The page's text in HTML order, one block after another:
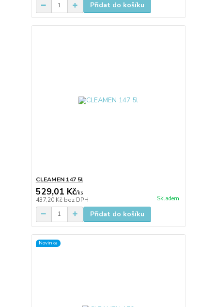
Přidat do košíku
CLEAMEN 147 5l
529,01 Kč/ks
437,20 Kč bez DPH Skladem
Přidat do košíku
Novinka